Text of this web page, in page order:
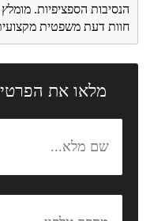
הנסיבות הספציפיות.
חוות דעת משפטית
מלאו את